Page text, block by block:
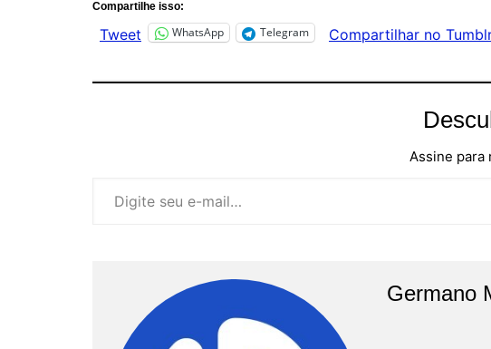
Compartilhe isso:
Tweet WhatsApp Telegram Compartilhar no
Assine para
Germano